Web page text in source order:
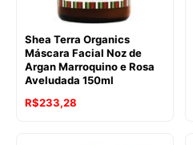
Shea Terra Organics
Máscara Facial Noz de
Argan Marroquino e Rosa
Aveludada 150ml
R$233,28